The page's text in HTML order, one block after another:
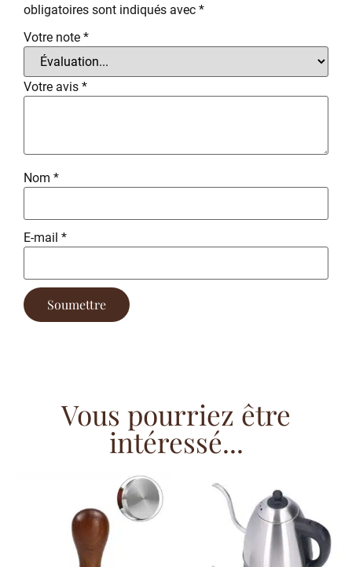
obligatoires sont indiqués avec *
Votre note *
Votre avis *
Nom *
E-mail *
Vous pourriez être
intéressé...